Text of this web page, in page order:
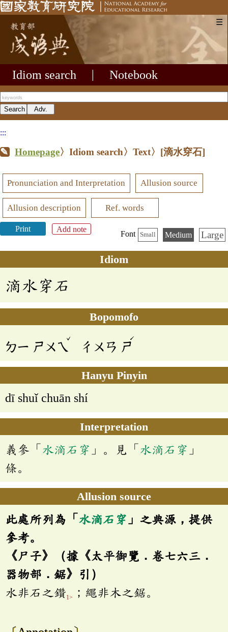
☰
Idiom search Notebook
:::
Homepage〉Idiom search〉Text〉 [滴水穿石]
Pronunciation and Interpretation Allusion source
Allusion description Ref. words
Print Add note
Font Small Medium Large
Idiom
滴水穿石
Bopomofo
ㄉㄧ ㄕㄨㄟ
ˇ
ㄔㄨㄢ ㄕ
ˊ
Hanyu Pinyin
dī shuǐ chuān shí
Interpretation
義參「 水滴石穿 」。見「 水滴石穿 」
條。
Allusion source
此處所列為「 水滴石穿 」之典源，提供
參考。
《尸子》（據《太平御覽．卷七六三．
器物部．鋸》引）
水非石之鑽1> ；繩非木之鋸。